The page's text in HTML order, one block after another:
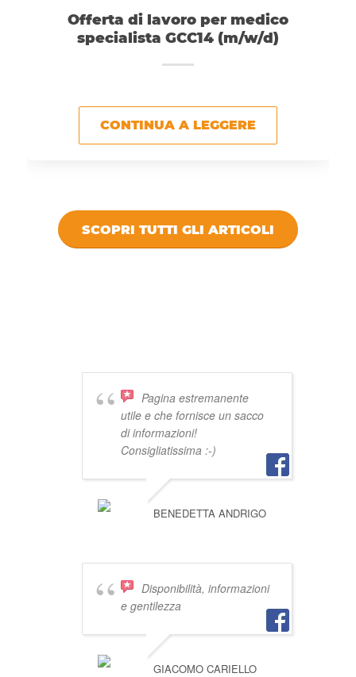
Offerta di lavoro per medico
specialista GCC14 (m/w/d)
CONTINUA A LEGGERE
SCOPRI TUTTI GLI ARTICOLI
Pagina estremanente
utile e che fornisce un sacco
di informazioni!
Consigliatissima :-)
BENEDETTA ANDRIGO
Disponibilità, informazioni
e gentilezza
GIACOMO CARIELLO